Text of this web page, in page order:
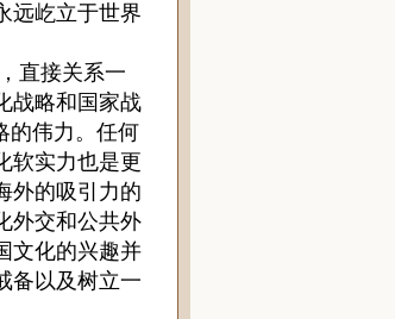
远屹立于世界
直接关系一
战略和国家战
的伟力。任何
软实力也是更
外的吸引力的
外交和公共外
文化的兴趣并
备以及树立一